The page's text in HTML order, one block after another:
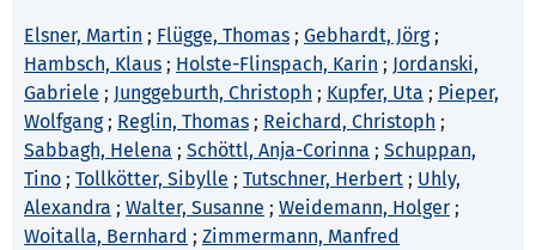
Elsner, Martin ; Flügge, Thomas ; Gebhardt, Jörg;
Hambsch, Klaus ; Holste-Flinspach, Karin ; Jordanski,
Gabriele ; Junggeburth, Christoph ; Kupfer, Uta ; Pieper,
Wolfgang; Reglin, Thomas ; Reichard, Christoph ;
Sabbagh, Helena ; Schöttl, Anja-Corinna ; Schuppan,
Tino ; Tollkötter, Sibylle ; Tutschner, Herbert ; Uhly,
Alexandra ; Walter, Susanne ; Weidemann, Holger ;
Woitalla, Bernhard ; Zimmermann, Manfred